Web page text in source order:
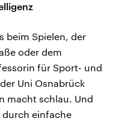
beim Spielen, der
oder dem
für Sport- und
Uni Osnabrück
macht schlau. Und
durch einfache